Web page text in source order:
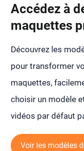
Accédez à
maquettes
Découvrez les
pour transformer
maquettes,
choisir un modèle
vidéos par défaut
Voir les modèles